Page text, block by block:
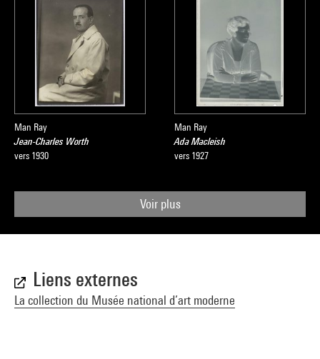
Man Ray
Jean-Charles Worth
vers 1930
Man Ray
Ada Macleish
vers 1927
Voir plus
Liens externes
La collection du Musée national d’art moderne